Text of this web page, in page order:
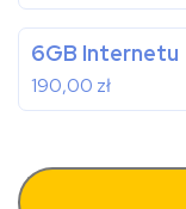
6GB Internetu
190,00 zł